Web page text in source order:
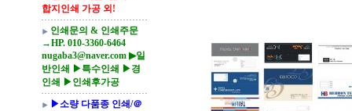
합지인쇄 가공 외!
인쇄문의 & 인쇄주문
→HP. 010-3360-6464
nugaba3@naver.com ▶일
반인쇄 ▶특수인쇄 ▶경
인쇄 ▶인쇄후가공
▶소량 다품종 인쇄/＠